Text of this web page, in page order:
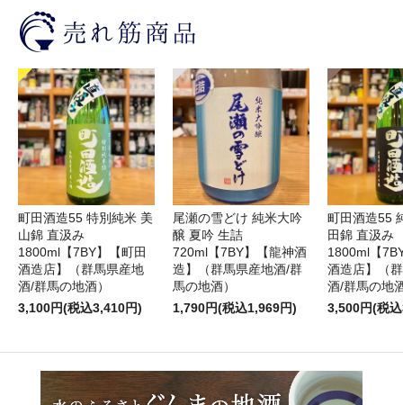
町田酒造55 特別純米 美
山錦 直汲み
1800ml【7BY】【町田
酒造店】（群馬県産地
酒/群馬の地酒）
3,100円(税込3,410円)
尾瀬の雪どけ 純米大吟
醸 夏吟 生詰
720ml【7BY】【龍神酒
造】（群馬県産地酒/群
馬の地酒）
1,790円(税込1,969円)
町田酒造55
田錦 直汲み
1800ml【
酒造店】（
酒/群馬の地
3,500円(税